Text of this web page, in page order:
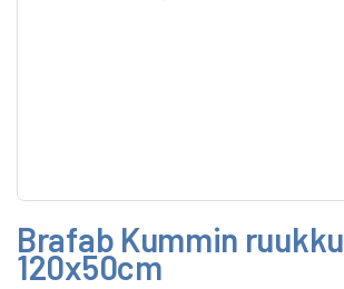
to
the
beginning
Brafab Kummin ruukku
120x50cm